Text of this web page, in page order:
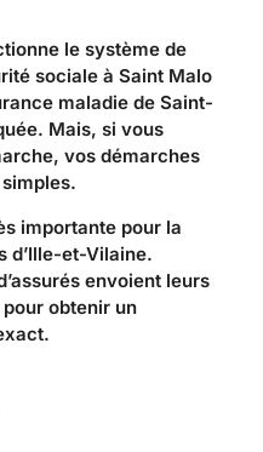
le système de
sociale à Saint Malo
maladie de Saint-
Mais, si vous
vos démarches
importante pour la
d’Ille-et-Vilaine.
envoient leurs
obtenir un